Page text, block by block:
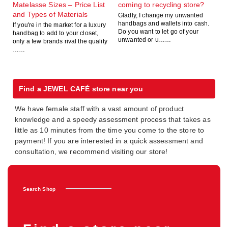
Matelasse Sizes – Price List
and Types of Materials
If you're in the market for a luxury
handbag to add to your closet,
only a few brands rival the quality
……
coming to recycling store?
Gladly, I change my unwanted
handbags and wallets into cash.
Do you want to let go of your
unwanted or u……
Find a JEWEL CAFÉ store near you
We have female staff with a vast amount of product
knowledge and a speedy assessment process that takes as
little as 10 minutes from the time you come to the store to
payment! If you are interested in a quick assessment and
consultation, we recommend visiting our store!
Search Shop